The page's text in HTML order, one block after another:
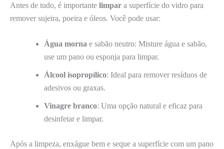
Antes de tudo, é importante limpar a superfície do vidro para
remover sujeira, poeira e óleos. Você pode usar:
Água morna e sabão neutro: Misture água e sabão,
use um pano ou esponja para limpar.
Álcool isopropílico: Ideal para remover resíduos de
adesivos ou graxas.
Vinagre branco: Uma opção natural e eficaz para
desinfetar e limpar.
Após a limpeza, enxágue bem e seque a superfície com um pano